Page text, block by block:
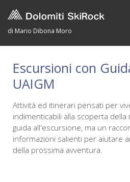
di Mario Dibona Moro
Escursioni con
UAIGM
Attività ed itinerari pensati per
indimenticabili alla scoperta della
guida all'escursione, ma un
informazioni salienti per aiutare
della prossima avventura.